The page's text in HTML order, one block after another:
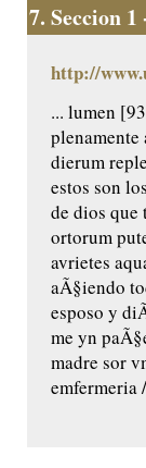
7. Seccion
http://
... lumen
dierum
estos son
de dios que
ortorum
avrietes
aÃ§iendo
esposo y
me yn
madre sor
emfermeria